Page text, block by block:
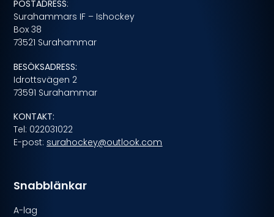
Snabblänkar
A-lag
POSTADRESS:
Surahammars IF – Ishockey
Box 38
73521 Surahammar
BESÖKSADRESS:
Idrottsvägen 2
73591 Surahammar
KONTAKT:
Tel: 022031022
E-post: surahockey@outlook.com